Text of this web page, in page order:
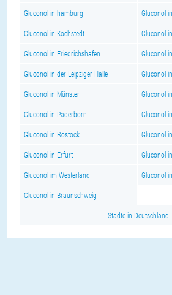
Gluconol in hamburg Gluconol
Gluconol in Kochstedt Gluconol
Gluconol in Friedrichshafen Gluconol
Gluconol in der Leipziger Halle Gluconol
Gluconol in Münster Gluconol
Gluconol in Paderborn Gluconol
Gluconol in Rostock Gluconol
Gluconol in Erfurt Gluconol
Gluconol im Westerland Gluconol
Gluconol in Braunschweig
Städte in Deutschland